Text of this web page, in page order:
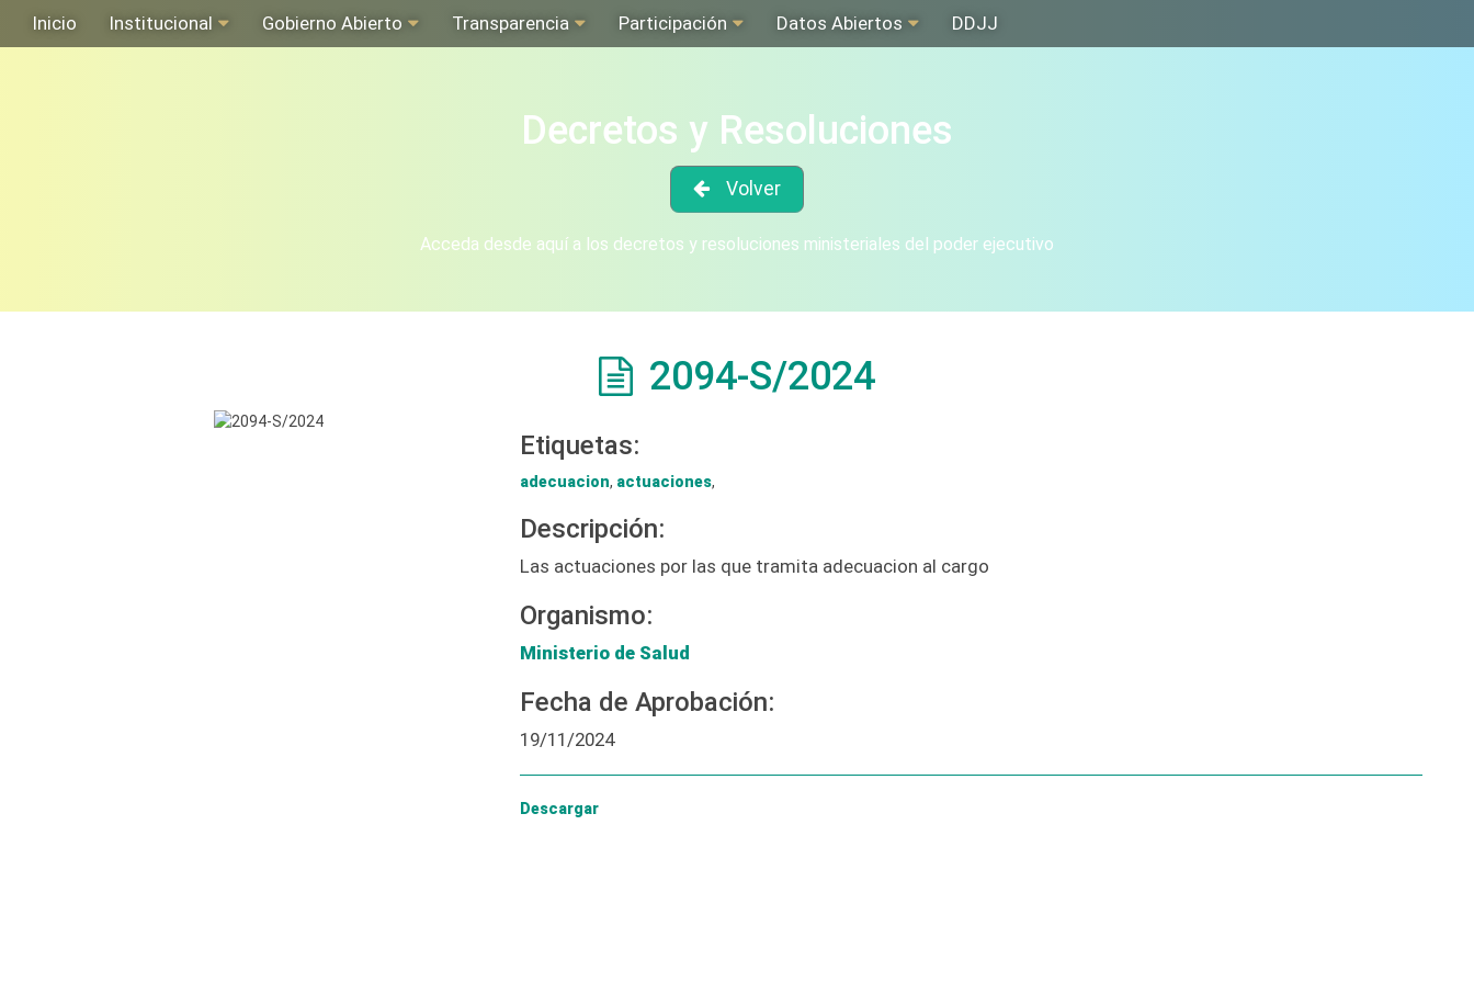
Inicio Institucional Gobierno Abierto Transparencia Participación Datos Abiertos DDJJ
Decretos y Resoluciones
Volver
Acceda desde aquí a los decretos y resoluciones ministeriales del poder ejecutivo
2094-S/2024
Etiquetas:
adecuacion, actuaciones,
Descripción:
Las actuaciones por las que tramita adecuacion al cargo
Organismo:
Ministerio de Salud
Fecha de Aprobación:
19/11/2024
Descargar